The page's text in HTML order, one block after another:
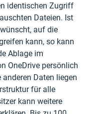
identischen Zugriff
Dateien. Ist
auf die
kann, so kann
Ablage im
OneDrive persönlich
Daten liegen
für alle
kann weitere